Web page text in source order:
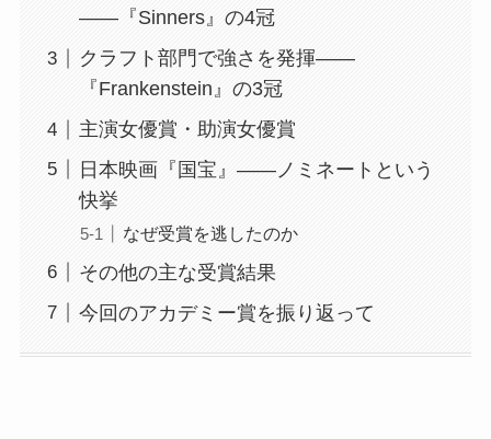
——『Sinners』の4冠
クラフト部門で強さを発揮——
『Frankenstein』の3冠
主演女優賞・助演女優賞
日本映画『国宝』——ノミネートという
快挙
なぜ受賞を逃したのか
その他の主な受賞結果
今回のアカデミー賞を振り返って